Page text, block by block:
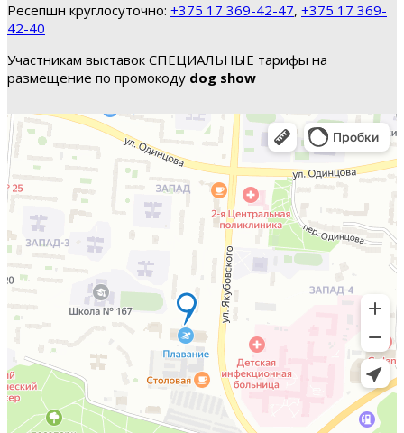
Ресепшн круглосуточно: +375 17 369-42-47, +375 17 369-
42-40
Участникам выставок СПЕЦИАЛЬНЫЕ тарифы на
размещение по промокоду dog show